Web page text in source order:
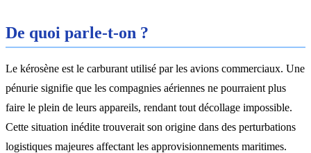
De quoi parle-t-on ?
Le kérosène est le carburant utilisé par les avions commerciaux. Une
pénurie signifie que les compagnies aériennes ne pourraient plus
faire le plein de leurs appareils, rendant tout décollage impossible.
Cette situation inédite trouverait son origine dans des perturbations
logistiques majeures affectant les approvisionnements maritimes.